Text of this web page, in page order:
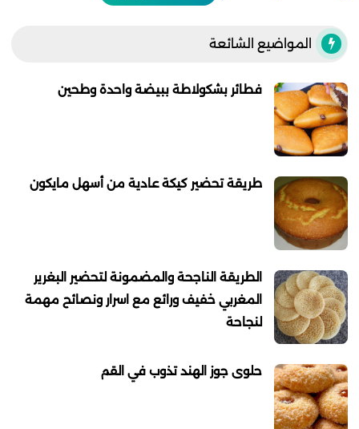
المواضيع الشائعة
فطائر بشكولاطة ببيضة واحدة وطحين
طريقة تحضير كيكة عادية من أسهل مايكون
الطريقة الناجحة والمضمونة لتحضير البغرير
المغربي خفيف ورائع مع اسرار ونصائح مهمة
لنجاحة
حلوى جوز الهند تذوب في القم